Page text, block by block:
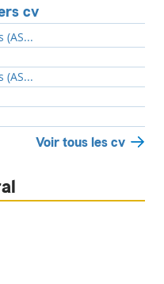
cv
(AS...
(AS...
Voir tous les cv